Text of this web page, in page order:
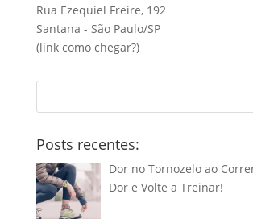
Rua Ezequiel Freire, 192
Santana - São Paulo/SP
(link como chegar?)
Posts recentes:
Dor no Tornozelo ao
Dor e Volte a Treinar!